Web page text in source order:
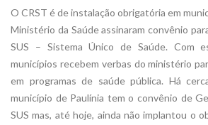
O CRST é de instalação obrigatória em
Ministério da Saúde assinaram convênio
SUS – Sistema Único de Saúde. Com
municípios recebem verbas do ministério
em programas de saúde pública. Há
município de Paulínia tem o convênio de
SUS mas, até hoje, ainda não implantou o